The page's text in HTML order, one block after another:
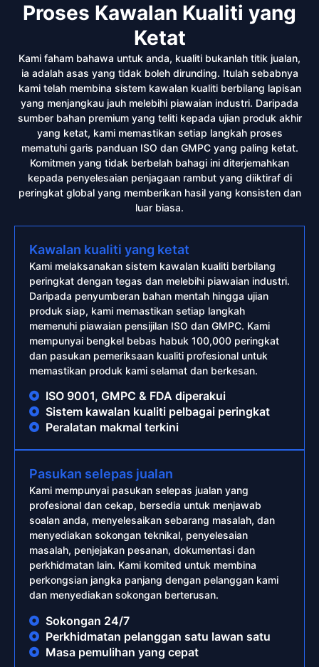
Proses Kawalan Kualiti yang
Ketat
Kami faham bahawa untuk anda, kualiti bukanlah titik jualan,
ia adalah asas yang tidak boleh dirunding. Itulah sebabnya
kami telah membina sistem kawalan kualiti berbilang lapisan
yang menjangkau jauh melebihi piawaian industri. Daripada
sumber bahan premium yang teliti kepada ujian produk akhir
yang ketat, kami memastikan setiap langkah proses
mematuhi garis panduan ISO dan GMPC yang paling ketat.
Komitmen yang tidak berbelah bahagi ini diterjemahkan
kepada penyelesaian penjagaan rambut yang diiktiraf di
peringkat global yang memberikan hasil yang konsisten dan
luar biasa.
Kawalan kualiti yang ketat
Kami melaksanakan sistem kawalan kualiti berbilang
peringkat dengan tegas dan melebihi piawaian industri.
Daripada penyumberan bahan mentah hingga ujian
produk siap, kami memastikan setiap langkah
memenuhi piawaian pensijilan ISO dan GMPC. Kami
mempunyai bengkel bebas habuk 100,000 peringkat
dan pasukan pemeriksaan kualiti profesional untuk
memastikan produk kami selamat dan berkesan.
ISO 9001, GMPC & FDA diperakui
Sistem kawalan kualiti pelbagai peringkat
Peralatan makmal terkini
Pasukan selepas jualan
Kami mempunyai pasukan selepas jualan yang
profesional dan cekap, bersedia untuk menjawab
soalan anda, menyelesaikan sebarang masalah, dan
menyediakan sokongan teknikal, penyelesaian
masalah, penjejakan pesanan, dokumentasi dan
perkhidmatan lain. Kami komited untuk membina
perkongsian jangka panjang dengan pelanggan kami
dan menyediakan sokongan berterusan.
Sokongan 24/7
Perkhidmatan pelanggan satu lawan satu
Masa pemulihan yang cepat